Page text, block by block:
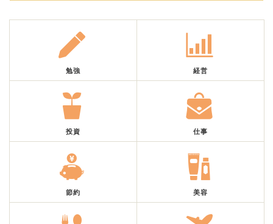
勉強 経営
投資 仕事
節約 美容